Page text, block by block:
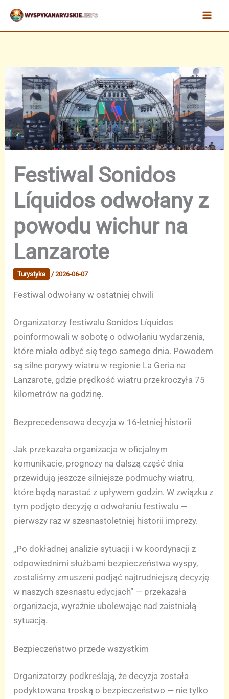
Przejdź
treści
Festiwal Sonidos
Líquidos odwołany z
powodu wichur na
Lanzarote
Turystyka /2026-06-07
Festiwal odwołany w ostatniej chwili
Organizatorzy festiwalu Sonidos Líquidos
poinformowali w sobotę o odwołaniu wydarzenia,
które miało odbyć się tego samego dnia. Powodem
są silne porywy wiatru w regionie La Geria na
Lanzarote, gdzie prędkość wiatru przekroczyła 75
kilometrów na godzinę.
Bezprecedensowa decyzja w 16-letniej historii
Jak przekazała organizacja w oficjalnym
komunikacie, prognozy na dalszą część dnia
przewidują jeszcze silniejsze podmuchy wiatru,
które będą narastać z upływem godzin. W związku z
tym podjęto decyzję o odwołaniu festiwalu —
pierwszy raz w szesnastoletniej historii imprezy.
„Po dokładnej analizie sytuacji i w koordynacji z
odpowiednimi służbami bezpieczeństwa wyspy,
zostaliśmy zmuszeni podjąć najtrudniejszą decyzję
w naszych szesnastu edycjach” — przekazała
organizacja, wyraźnie ubolewając nad zaistniałą
sytuacją.
Bezpieczeństwo przede wszystkim
Organizatorzy podkreślają, że decyzja została
podyktowana troską o bezpieczeństwo — nie tylko